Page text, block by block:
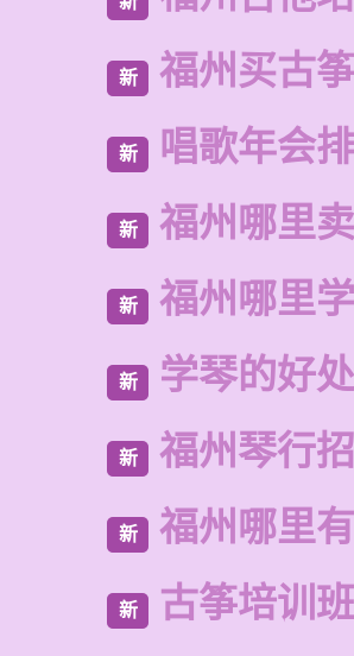
新 福州买古
新 唱歌年会
新 福州哪里
新 福州哪里
新 学琴的好
新 福州琴行
新 福州哪里
新 古筝培训